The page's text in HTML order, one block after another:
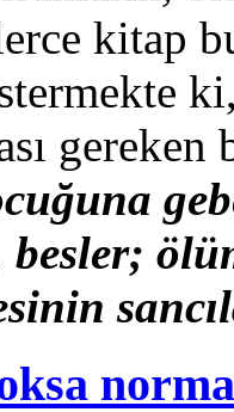
kitap
besler;